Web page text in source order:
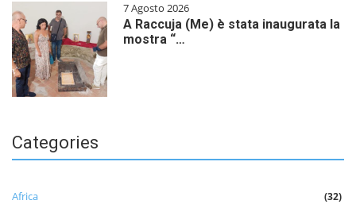
7 Agosto 2026
A Raccuja (Me) è stata inaugurata la
mostra “…
Categories
Africa (32)